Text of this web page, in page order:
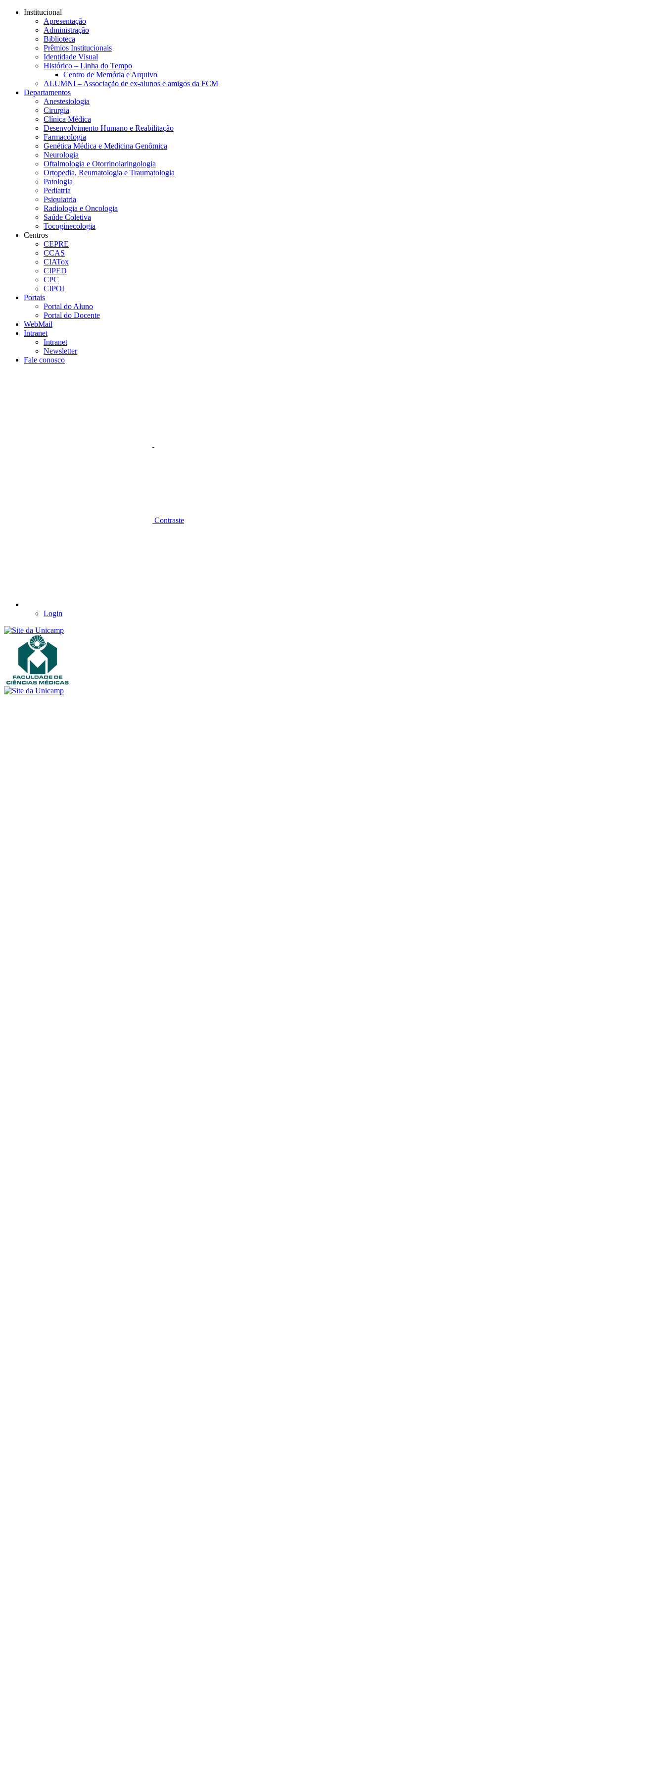
Conteúdo principal
Institucional
Apresentação
Administração
Biblioteca
Prêmios Institucionais
Identidade Visual
Histórico – Linha do Tempo
Centro de Memória e Arquivo
ALUMNI – Associação de ex-alunos e amigos da FCM
Departamentos
Anestesiologia
Cirurgia
Clínica Médica
Desenvolvimento Humano e Reabilitação
Farmacologia
Genética Médica e Medicina Genômica
Neurologia
Oftalmologia e Otorrinolaringologia
Ortopedia, Reumatologia e Traumatologia
Patologia
Pediatria
Psiquiatria
Radiologia e Oncologia
Saúde Coletiva
Tocoginecologia
Centros
CEPRE
CCAS
CIATox
CIPED
CPC
CIPOI
Portais
Portal do Aluno
Portal do Docente
WebMail
Intranet
Intranet
Newsletter
Fale conosco
Contraste
Login